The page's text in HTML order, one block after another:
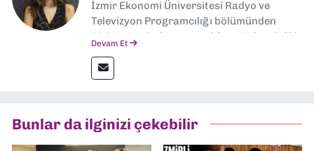
İzmir Ekonomi Üniversitesi Radyo ve
Televizyon Programcılığı bölümünden
2024 senesinde mezun oldum. Dokuz Eylül
editörlük görevini de üstleniyorum.
Devam Et
Bunlar da ilginizi çekebilir